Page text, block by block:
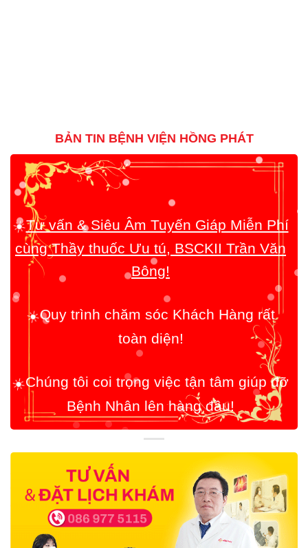
BẢN TIN BỆNH VIỆN HỒNG PHÁT
☀️Tư vấn & Siêu Âm Tuyến Giáp Miễn Phí
cùng Thầy thuốc Ưu tú, BSCKII Trần Văn
Bông!
☀️Quy trình chăm sóc Khách Hàng rất
toàn diện!
☀️Chúng tôi coi trọng việc tận tâm giúp đỡ
Bệnh Nhân lên hàng đầu!